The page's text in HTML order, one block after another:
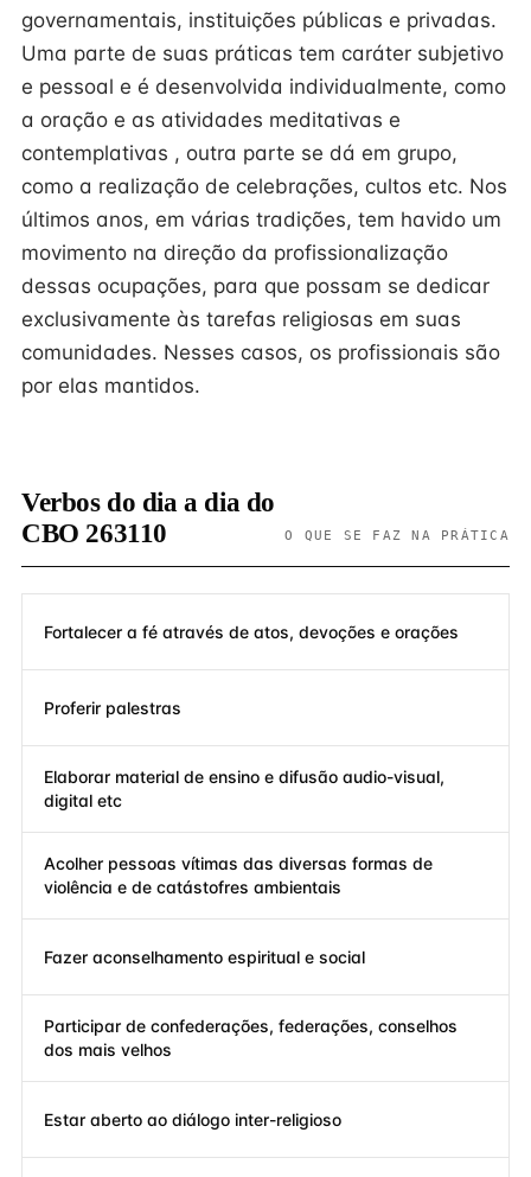
governamentais, instituições públicas e privadas.
Uma parte de suas práticas tem caráter subjetivo
e pessoal e é desenvolvida individualmente, como
a oração e as atividades meditativas e
contemplativas , outra parte se dá em grupo,
como a realização de celebrações, cultos etc. Nos
últimos anos, em várias tradições, tem havido um
movimento na direção da profissionalização
dessas ocupações, para que possam se dedicar
exclusivamente às tarefas religiosas em suas
comunidades. Nesses casos, os profissionais são
por elas mantidos.
Verbos do dia a dia do
CBO 263110
O QUE SE FAZ NA PRÁTICA
Fortalecer a fé através de atos, devoções e orações
Proferir palestras
Elaborar material de ensino e difusão audio-visual,
digital etc
Acolher pessoas vítimas das diversas formas de
violência e de catástofres ambientais
Fazer aconselhamento espiritual e social
Participar de confederações, federações, conselhos
dos mais velhos
Estar aberto ao diálogo inter-religioso